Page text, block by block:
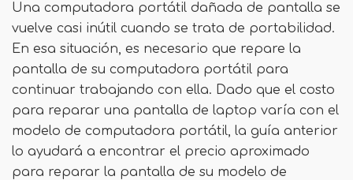
Una computadora portátil dañada de pantalla se
vuelve casi inútil cuando se trata de portabilidad.
En esa situación, es necesario que repare la
pantalla de su computadora portátil para
continuar trabajando con ella. Dado que el costo
para reparar una pantalla de laptop varía con el
modelo de computadora portátil, la guía anterior
lo ayudará a encontrar el precio aproximado
para reparar la pantalla de su modelo de